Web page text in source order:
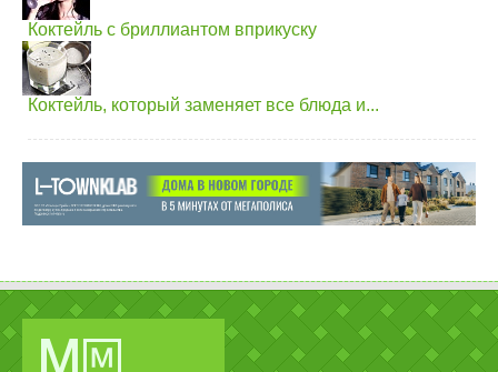
Коктейль с бриллиантом вприкуску
Коктейль, который заменяет все блюда и...